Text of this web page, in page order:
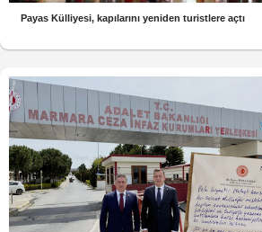
Payas Külliyesi, kapılarını yeniden turistlere açtı